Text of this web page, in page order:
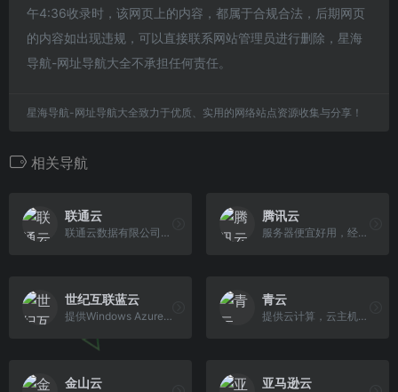
午4:36收录时，该网页上的内容，都属于合规合法，后期网页
的内容如出现违规，可以直接联系网站管理员进行删除，星海
导航-网址导航大全不承担任何责任。
星海导航-网址导航大全致力于优质、实用的网络站点资源收集与分享！
相关导航
联通云
联通云数据有限公司，是中国联合网络通信有限公司的全资子公司，是具有独立法人资格的国有大型企业。公司依托中国联通强大的通信网络能力、优质的基础设施资源、 优质的客户群和良好的品牌信誉，面向互联网、政府、教育、金融、物流等行业客户，提供IDC、云计算、IT基础设施等建设与服务，帮助客户提高核心竞争力
腾讯云
服务器便宜好用，经常有促销活动
世纪互联蓝云
提供Windows Azure和Office 365公有云服务
青云
提供云计算，云主机，云服务器，对象存储
金山云 亚马逊云